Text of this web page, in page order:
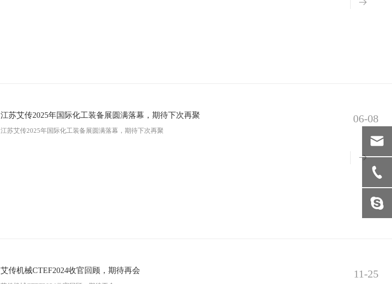
江苏艾传2025年国际化工装备展圆满落幕，期待下次再聚
江苏艾传2025年国际化工装备展圆满落幕，期待下次再聚
06-08
艾传机械CTEF2024收官回顾，期待再会 11-25